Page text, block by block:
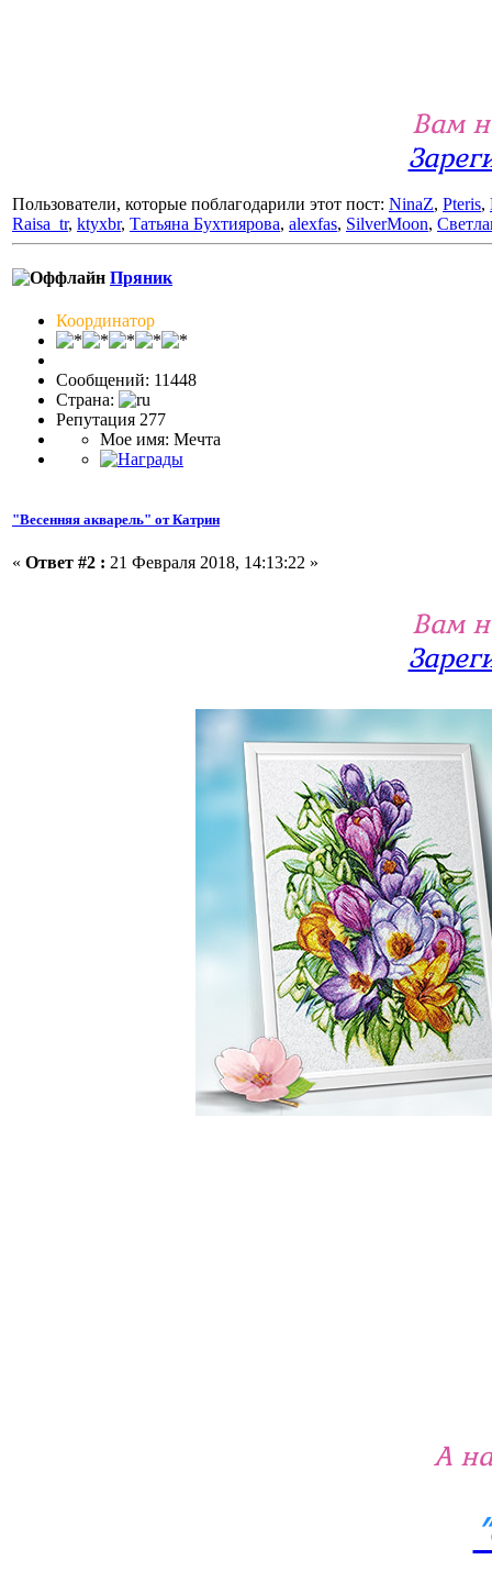
Вам
Пользователи, которые поблагодарили этот пост: NinaZ, Pteris,
Raisa_tr, ktyxbr, Татьяна Бухтиярова, alexfas, SilverMoon,
Пряник
Координатор
Сообщений: 11448
Страна:
Репутация 277
Мое имя: Мечта
"Весенняя акварель" от Катрин
« Ответ #2 : 21 Февраля 2018, 14:13:22 »
Вам
А